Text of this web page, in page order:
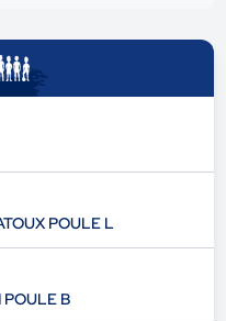
POULE L
POULE B